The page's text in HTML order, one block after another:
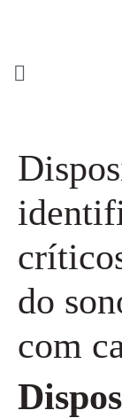
do
com